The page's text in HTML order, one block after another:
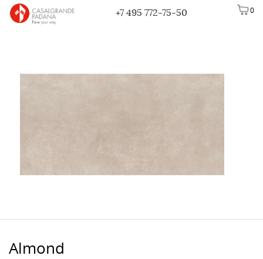
0
+7 495 772-75-50
Almond